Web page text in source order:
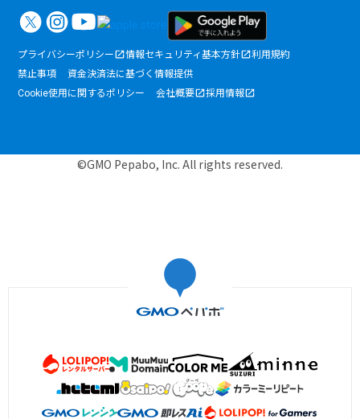
プライバシーポリシー 情報セキュリティ基本方針
利用規約
禁止事項
資金決済法に基づく情報提供
Cookie使用に関するポリシー
会社概要 採用情報
©GMO Pepabo, Inc. All rights reserved.